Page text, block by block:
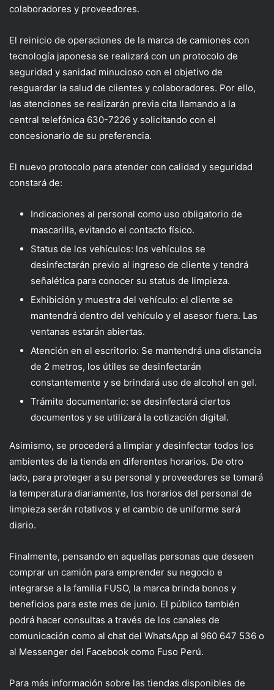
colaboradores y proveedores.
El reinicio de operaciones de la marca de camiones con
tecnología japonesa se realizará con un protocolo de
seguridad y sanidad minucioso con el objetivo de
resguardar la salud de clientes y colaboradores. Por ello,
las atenciones se realizarán previa cita llamando a la
central telefónica 630-7226 y solicitando con el
concesionario de su preferencia.
El nuevo protocolo para atender con calidad y seguridad
constará de:
Indicaciones al personal como uso obligatorio de
mascarilla, evitando el contacto físico.
Status de los vehículos: los vehículos se
desinfectarán previo al ingreso de cliente y tendrá
señalética para conocer su status de limpieza.
Exhibición y muestra del vehículo: el cliente se
mantendrá dentro del vehículo y el asesor fuera. Las
ventanas estarán abiertas.
Atención en el escritorio: Se mantendrá una distancia
de 2 metros, los útiles se desinfectarán
constantemente y se brindará uso de alcohol en gel.
Trámite documentario: se desinfectará ciertos
documentos y se utilizará la cotización digital.
Asimismo, se procederá a limpiar y desinfectar todos los
ambientes de la tienda en diferentes horarios. De otro
lado, para proteger a su personal y proveedores se tomará
la temperatura diariamente, los horarios del personal de
limpieza serán rotativos y el cambio de uniforme será
diario.
Finalmente, pensando en aquellas personas que deseen
comprar un camión para emprender su negocio e
integrarse a la familia FUSO, la marca brinda bonos y
beneficios para este mes de junio. El público también
podrá hacer consultas a través de los canales de
comunicación como al chat del WhatsApp al 960 647 536 o
al Messenger del Facebook como Fuso Perú.
Para más información sobre las tiendas disponibles de